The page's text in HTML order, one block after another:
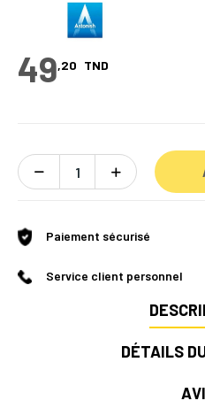
49,20 TND
Paiement sécurisé
Service client personnel
DÉTAILS